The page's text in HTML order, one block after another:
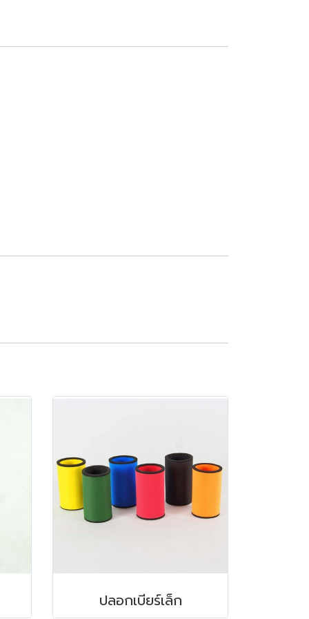
ปลอกเบียร์เล็ก